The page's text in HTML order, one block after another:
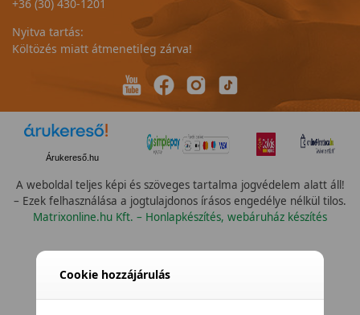
+36 (30) 430-1201
Nyitva tartás:
Költözés miatt átmenetileg zárva!
Árukereső.hu
A weboldal teljes képi és szöveges tartalma jogvédelem alatt áll!
– Ezek felhasználása a jogtulajdonos írásos engedélye nélkül tilos.
Matrixonline.hu Kft. – Honlapkészítés, webáruház készítés
Cookie hozzájárulás